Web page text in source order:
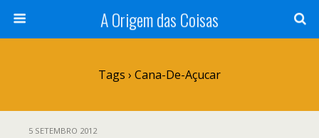
A Origem das Coisas
Tags › Cana-De-Açucar
5 SETEMBRO 2012